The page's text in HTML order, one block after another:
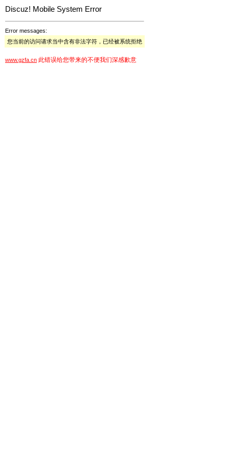
Discuz! Mobile System Error
Error messages:
您当前的访问请求当中含有非法字符，已经被系统拒绝
www.gzfa.cn 此错误给您带来的不便我们深感歉意